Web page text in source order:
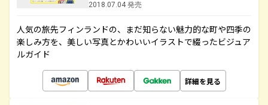
2018.07.04 発売
人気の旅先フィンランドの、まだ知らない魅力的な町や四季の
楽しみ方を、美しい写真とかわいいイラストで綴ったビジュア
ルガイド
詳細を見る